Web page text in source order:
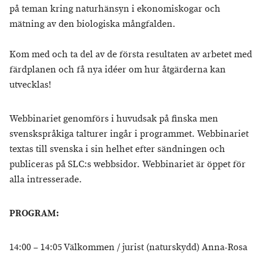
på teman kring naturhänsyn i ekonomiskogar och
mätning av den biologiska mångfalden.
Kom med och ta del av de första resultaten av arbetet med
färdplanen och få nya idéer om hur åtgärderna kan
utvecklas!
Webbinariet genomförs i huvudsak på finska men
svenskspråkiga talturer ingår i programmet. Webbinariet
textas till svenska i sin helhet efter sändningen och
publiceras på SLC:s webbsidor. Webbinariet är öppet för
alla intresserade.
PROGRAM:
14:00 – 14:05 Välkommen / jurist (naturskydd) Anna-Rosa